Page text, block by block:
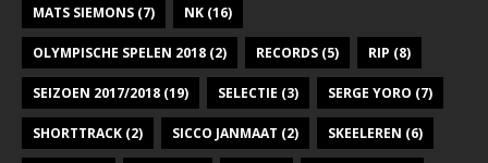
MATS SIEMONS (7) NK (16)
OLYMPISCHE SPELEN 2018 (2) RECORDS (5) RIP (8)
SEIZOEN 2017/2018 (19) SELECTIE (3) SERGE YORO (7)
SHORTTRACK (2) SICCO JANMAAT (2) SKEELEREN (6)